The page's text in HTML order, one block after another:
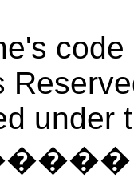
under